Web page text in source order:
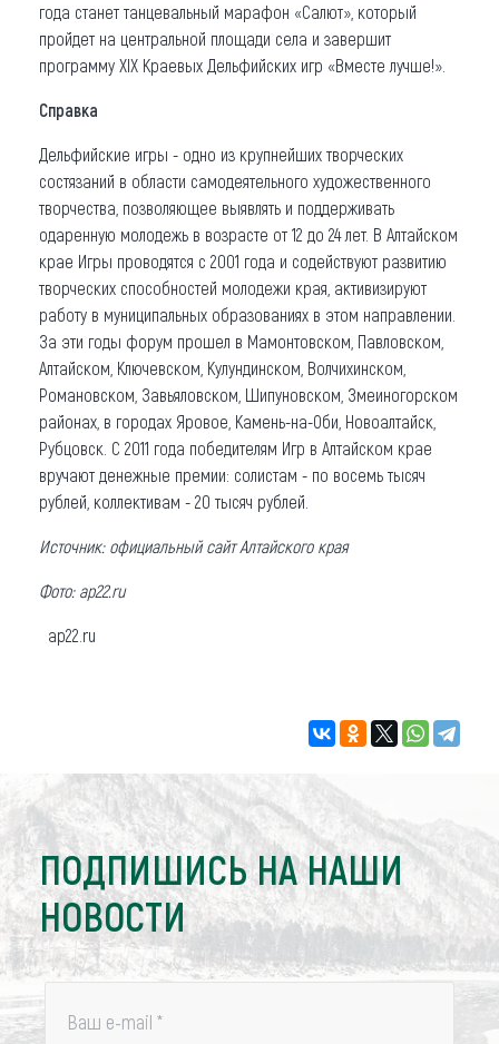
года станет танцевальный марафон «Салют», который
пройдет на центральной площади села и завершит
программу ХIХ Краевых Дельфийских игр «Вместе лучше!».
Справка
Дельфийские игры - одно из крупнейших творческих
состязаний в области самодеятельного художественного
творчества, позволяющее выявлять и поддерживать
одаренную молодежь в возрасте от 12 до 24 лет. В Алтайском
крае Игры проводятся с 2001 года и содействуют развитию
творческих способностей молодежи края, активизируют
работу в муниципальных образованиях в этом направлении.
За эти годы форум прошел в Мамонтовском, Павловском,
Алтайском, Ключевском, Кулундинском, Волчихинском,
Романовском, Завьяловском, Шипуновском, Змеиногорском
районах, в городах Яровое, Камень-на-Оби, Новоалтайск,
Рубцовск. С 2011 года победителям Игр в Алтайском крае
вручают денежные премии: солистам - по восемь тысяч
рублей, коллективам - 20 тысяч рублей.
Источник: официальный сайт Алтайского края
Фото: ap22.ru
ap22.ru
ПОДПИШИСЬ НА НАШИ
НОВОСТИ
Ваш e-mail *